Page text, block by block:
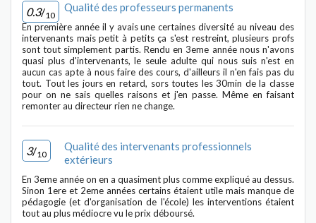
0.3/10
Qualité des professeurs permanents
En première année il y avais une certaines diversité au niveau des
intervenants mais petit à petits ça s'est restreint, plusieurs profs
sont tout simplement partis. Rendu en 3eme année nous n'avons
quasi plus d'intervenants, le seule adulte qui nous suis n'est en
aucun cas apte à nous faire des cours, d'ailleurs il n'en fais pas du
tout. Tout les jours en retard, sors toutes les 30min de la classe
pour on ne sais quelles raisons et j'en passe. Même en faisant
remonter au directeur rien ne change.
3/10
Qualité des intervenants professionnels
extérieurs
En 3eme année on en a quasiment plus comme expliqué au dessus.
Sinon 1ere et 2eme années certains étaient utile mais manque de
pédagogie (et d'organisation de l'école) les interventions étaient
tout au plus médiocre vu le prix déboursé.